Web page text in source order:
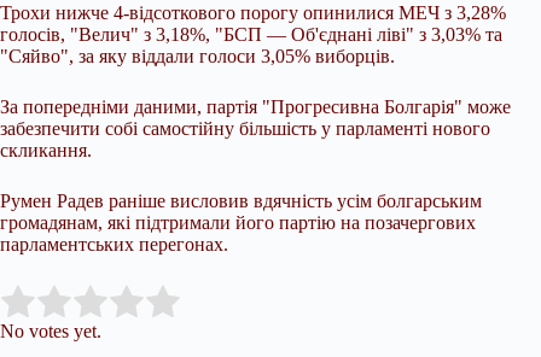
Трохи нижче 4-відсоткового порогу опинилися МЕЧ з 3,28%
голосів, "Велич" з 3,18%, "БСП — Об'єднані ліві" з 3,03% та
"Сяйво", за яку віддали голоси 3,05% виборців.
За попередніми даними, партія "Прогресивна Болгарія" може
забезпечити собі самостійну більшість у парламенті нового
скликання.
Румен Радев раніше висловив вдячність усім болгарським
громадянам, які підтримали його партію на позачергових
парламентських перегонах.
Rate this item:
No votes yet.